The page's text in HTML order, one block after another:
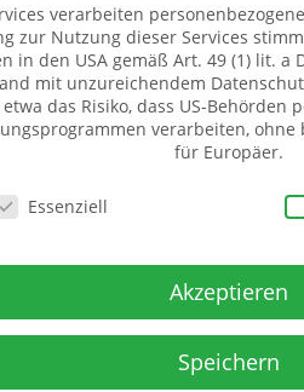
16.00 Uhr (und
Kontakt
Pate
verarbeiten
zur Nutzung dieser Services
in den USA gemäß Art. 49 (1) lit. a
mit unzureichendem
das Risiko, dass US-Behörden
verarbeiten,
für Europäer.
Essenziell
Akzeptieren
Speichern